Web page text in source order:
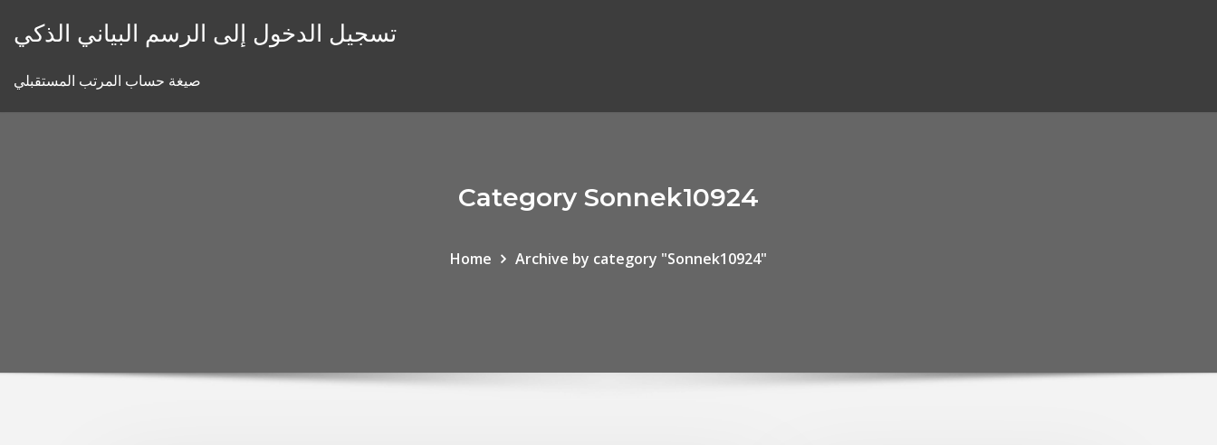
تسجيل الدخول إلى الرسم البياني الذكي
صيغة حساب المرتب المستقبلي
Category Sonnek10924
Home Archive by category "Sonnek10924"